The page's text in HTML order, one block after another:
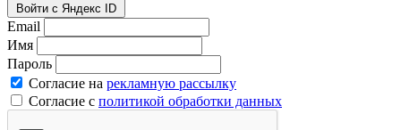
Войти с Яндекс ID
Email
Имя
Пароль
Согласие на рекламную рассылку
Согласие с политикой обработки данных